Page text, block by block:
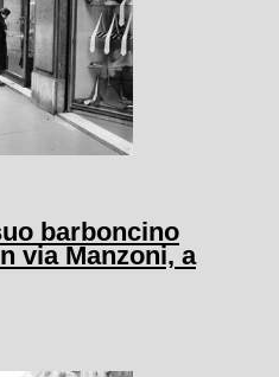
barboncino
via Manzoni, a